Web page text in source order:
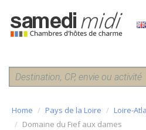
Home Pays de la Loire Loire-
Domaine du Fief aux dames